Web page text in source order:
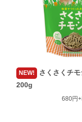
NEW!
さくさくチ
200g
680円